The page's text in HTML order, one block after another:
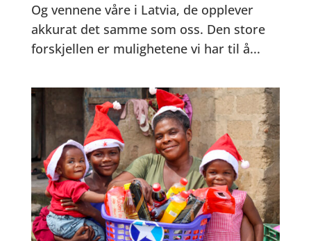
Og vennene våre i Latvia, de opplever
akkurat det samme som oss. Den store
forskjellen er mulighetene vi har til å...